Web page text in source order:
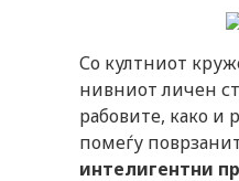
Со култниот
нивниот личен
рабовите, како и
помеѓу
интелигентни